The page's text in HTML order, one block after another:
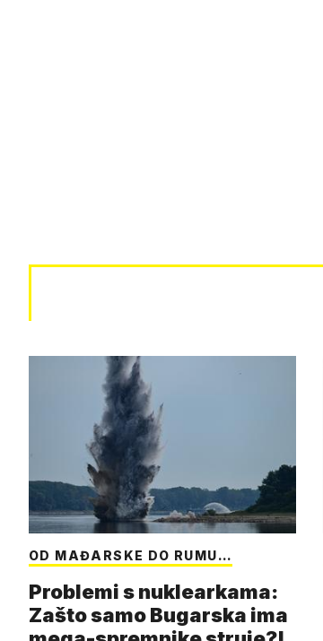
OD MAĐARSKE DO RUMU…
Problemi s nuklearkama:
Zašto samo Bugarska ima